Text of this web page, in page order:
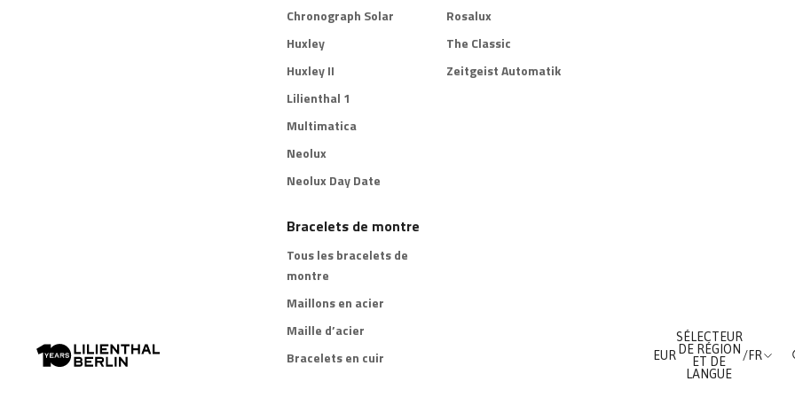
Chronograph Solar
Huxley
Huxley II
Lilienthal 1
Multimatica
Neolux
Neolux Day Date
Rosalux
The Classic
Zeitgeist Automatik
Bracelets de montre
Tous les bracelets de
montre
Maillons en acier
Maille d’acier
Bracelets en cuir
EUR
SÉLECTEUR
DE RÉGION
ET DE
LANGUE
/FR